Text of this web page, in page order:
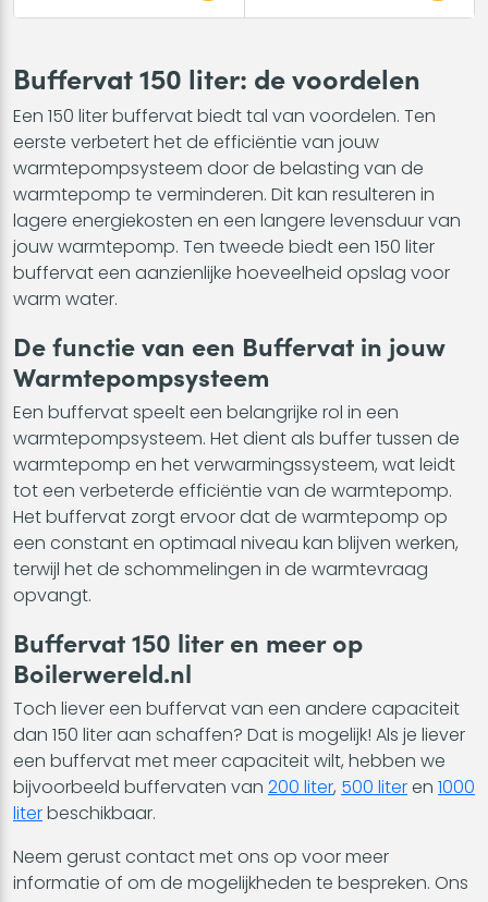
Buffervat 150 liter: de voordelen
Een 150 liter buffervat biedt tal van voordelen. Ten
eerste verbetert het de efficiëntie van jouw
warmtepompsysteem door de belasting van de
warmtepomp te verminderen. Dit kan resulteren in
lagere energiekosten en een langere levensduur van
jouw warmtepomp. Ten tweede biedt een 150 liter
buffervat een aanzienlijke hoeveelheid opslag voor
warm water.
De functie van een Buffervat in jouw
Warmtepompsysteem
Een buffervat speelt een belangrijke rol in een
warmtepompsysteem. Het dient als buffer tussen de
warmtepomp en het verwarmingssysteem, wat leidt
tot een verbeterde efficiëntie van de warmtepomp.
Het buffervat zorgt ervoor dat de warmtepomp op
een constant en optimaal niveau kan blijven werken,
terwijl het de schommelingen in de warmtevraag
opvangt.
Buffervat 150 liter en meer op
Boilerwereld.nl
Toch liever een buffervat van een andere capaciteit
dan 150 liter aan schaffen? Dat is mogelijk! Als je liever
een buffervat met meer capaciteit wilt, hebben we
bijvoorbeeld buffervaten van 200 liter, 500 literen 1000
literbeschikbaar.
Neem gerust contact met ons op voor meer
informatie of om de mogelijkheden te bespreken. Ons